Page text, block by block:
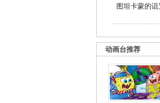
图坦卡蒙的诅
动画台推荐